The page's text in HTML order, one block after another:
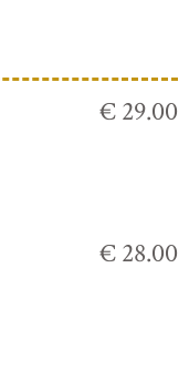
€ 29.00
€ 28.00